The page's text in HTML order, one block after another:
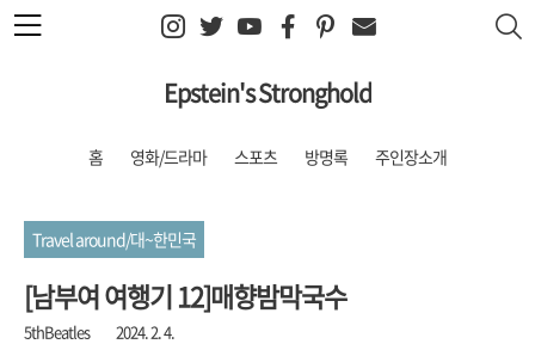
본문 바로가기
Epstein's Stronghold
홈 영화/드라마 스포츠 방명록 주인장소개
Travel around/대~한민국
[남부여 여행기 12]매향밤막국수
5thBeatles 2024. 2. 4.